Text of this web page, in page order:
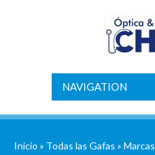
NAVIGATION
Inicio » Todas las Gafas » Marcas